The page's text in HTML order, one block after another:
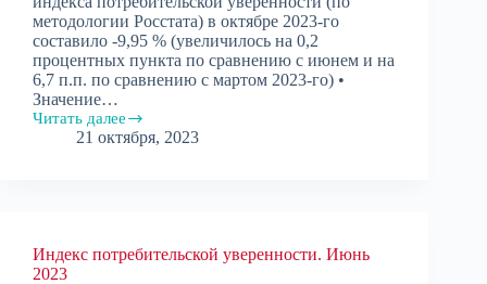
методологии Росстата) в октябре 2023-го
составило -9,95 % (увеличилось на 0,2
процентных пункта по сравнению с июнем и на
6,7 п.п. по сравнению с мартом 2023-го) •
Значение…
Читать далее
Индекс
потребительской
21 октября, 2023
Индекс потребительской уверенности. Июнь
2023